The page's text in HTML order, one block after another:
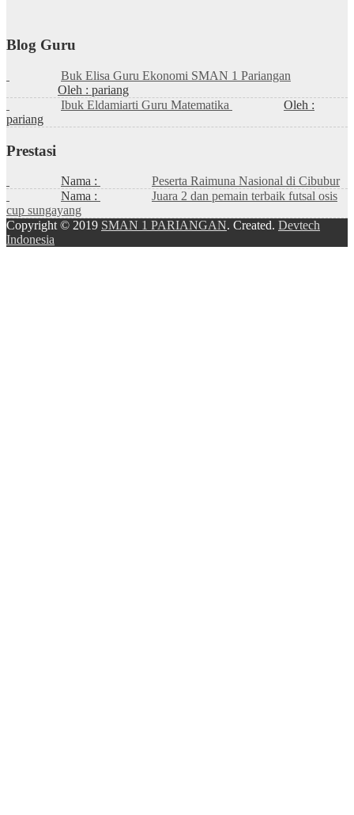
Blog Guru
Buk Elisa Guru Ekonomi SMAN 1 Pariangan
Oleh : pariang
Ibuk Eldamiarti Guru Matematika
Oleh :
pariang
Prestasi
Nama :
Peserta Raimuna Nasional di Cibubur
Nama :
Juara 2 dan pemain terbaik futsal osis
cup sungayang
Copyright © 2019 SMAN 1 PARIANGAN. Created. Devtech
Indonesia